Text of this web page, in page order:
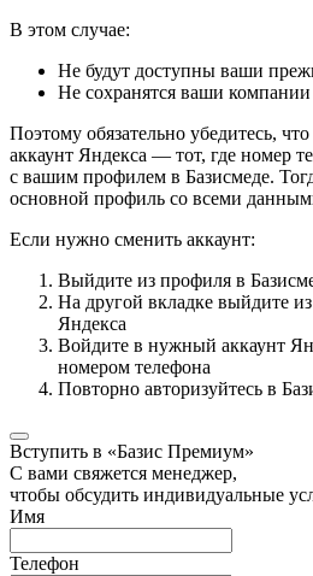
В этом случае:
Не будут доступны ваши
Не сохранятся ваши
Поэтому обязательно убедитесь,
аккаунт Яндекса — тот, где номер
с вашим профилем в Базисмеде.
основной профиль со всеми
Если нужно сменить аккаунт:
Выйдите из профиля в
На другой вкладке выйдите
Яндекса
Войдите в нужный аккаунт
номером телефона
Повторно авторизуйтесь в
Вступить в «Базис Премиум»
С вами свяжется менеджер,
чтобы обсудить индивидуальные
Имя
Телефон